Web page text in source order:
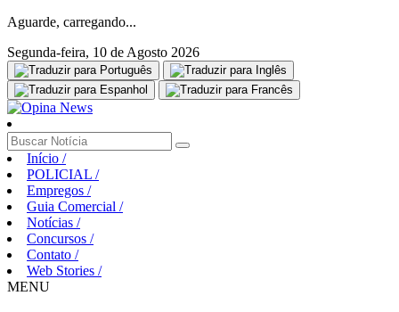
Aguarde, carregando...
Segunda-feira, 10 de Agosto 2026
Início /
POLICIAL /
Empregos /
Guia Comercial /
Notícias /
Concursos /
Contato /
Web Stories /
MENU